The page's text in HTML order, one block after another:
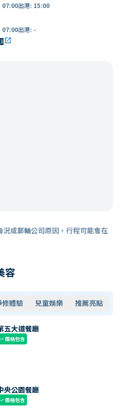
07:00出港: 15:00
07:00出港: -
open_in_new
或郵輪公司原因，行程可能會在
容
修體驗 兒童娛樂 推薦亮點
五大道餐廳
check價格包含
央公園餐廳
check價格包含